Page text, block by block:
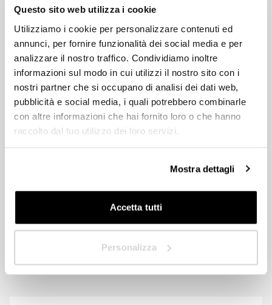
Questo sito web utilizza i cookie
Utilizziamo i cookie per personalizzare contenuti ed
annunci, per fornire funzionalità dei social media e per
analizzare il nostro traffico. Condividiamo inoltre
informazioni sul modo in cui utilizzi il nostro sito con i
nostri partner che si occupano di analisi dei dati web,
pubblicità e social media, i quali potrebbero combinarle
con altre informazioni che hai fornito loro o che hanno
raccolto dal tuo utilizzo dei loro servizi.
Mostra dettagli
Accetta tutti
Personalizza
Commencez à concevoir votre espace extérieur sur mesure dès
maintenant
revendeurs Pratic sont à votre disposition pour vous guider dans
la conception de la protection idéale, en étudiant des solutions
personnalisées et fonctionnelles. Remplissez dès maintenant le
formulaire pour obtenir plus d’informations ou pour être contacté
par un représentant Pratic.
Particulier
HoReCa
Concepteur/Planificateur
Particulier
Distributeur
Suivant